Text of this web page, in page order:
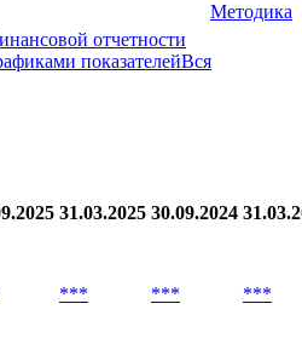
Методика
отчетности
показателейВся
31.03.2025 30.09.2024
*** *** ***